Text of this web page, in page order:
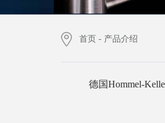
首页 - 产品介绍
德国Hommel-